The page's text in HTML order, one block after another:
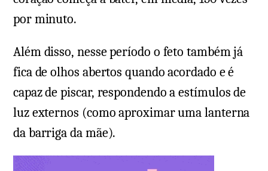
por minuto.
Além disso, nesse período o feto também já
fica de olhos abertos quando acordado e é
capaz de piscar, respondendo a estímulos de
luz externos (como aproximar uma lanterna
da barriga da mãe).